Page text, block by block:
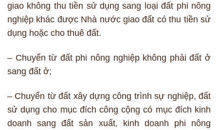
giao không thu tiền sử dụng sang loại đất phi nông
nghiệp khác được Nhà nước giao đất có thu tiền sử
dụng hoặc cho thuê đất.
– Chuyển từ đất phi nông nghiệp không phải đất ở
sang đất ở;
– Chuyển từ đất xây dựng công trình sự nghiệp, đất
sử dụng cho mục đích công cộng có mục đích kinh
doanh sang đất sản xuất, kinh doanh phi nông